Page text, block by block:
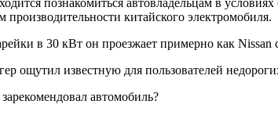
китайского электромобиля.
в 30 кВт он проезжает примерно как
ощутил известную для пользователей